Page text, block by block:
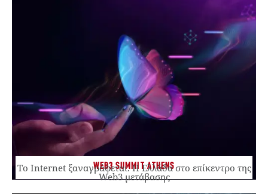
WEB3 SUMMIT ATHENS
Το Internet ξαναγράφεται. Η Ελλάδα στο επίκεντρο της
Web3 μετάβασης